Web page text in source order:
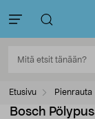
Etusivu Pienrauta
Bosch